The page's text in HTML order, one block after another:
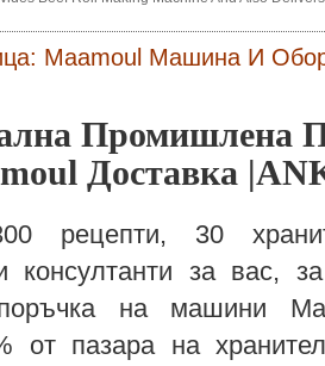
Maamoul Машина И
Промишлена
Доставка
рецепти, 30
консултанти за вас,
на машини
от пазара на